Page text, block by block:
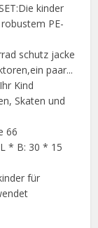
kinder
PE-
schutz jacke
paar...
Kind
Skaten und
66
* B: 30 * 15
für